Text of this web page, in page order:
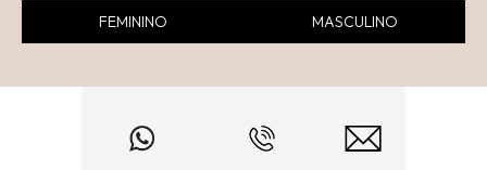
FEMININO MASCULINO